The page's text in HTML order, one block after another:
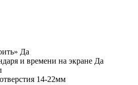
Да
и времени на экране Да
14-22мм